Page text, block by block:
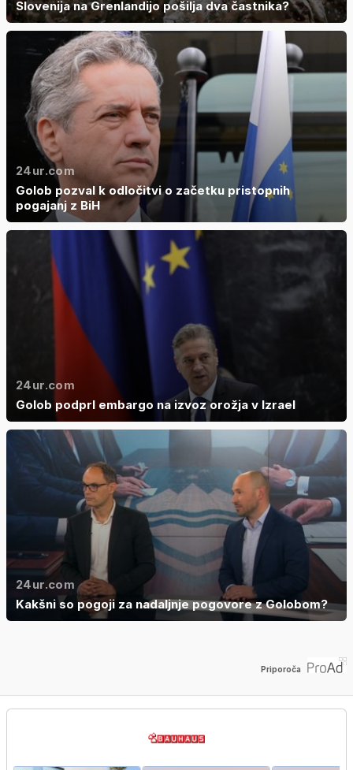
Slovenija na Grenlandijo pošilja dva častnika?
24ur.com
Golob pozval k odločitvi o začetku pristopnih
pogajanj z BiH
24ur.com
Golob podprl embargo na izvoz orožja v Izrael
24ur.com
Kakšni so pogoji za nadaljnje pogovore z Golobom?
Priporoča